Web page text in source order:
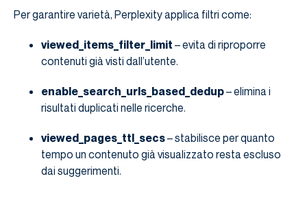
Per garantire varietà, Perplexity applica filtri come:
viewed_items_filter_limit – evita di riproporre
contenuti già visti dall’utente.
enable_search_urls_based_dedup– elimina i
risultati duplicati nelle ricerche.
viewed_pages_ttl_secs– stabilisce per quanto
tempo un contenuto già visualizzato resta escluso
dai suggerimenti.